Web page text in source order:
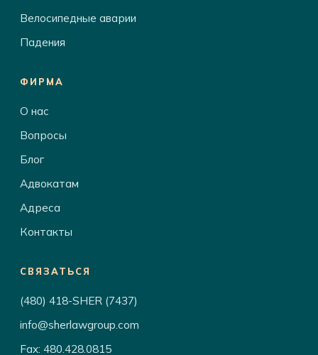
Велосипедные аварии
Падения
ФИРМА
О нас
Вопросы
Блог
Адвокатам
Адреса
Контакты
СВЯЗАТЬСЯ
(480) 418-SHER (7437)
info@sherlawgroup.com
Fax: 480.428.0815